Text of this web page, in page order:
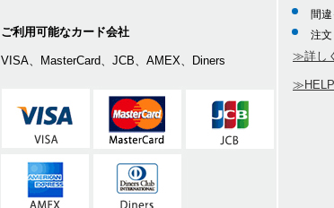
ご利用可能なカード会社
VISA、MasterCard、JCB、AMEX、Diners
間
注文
≫詳し